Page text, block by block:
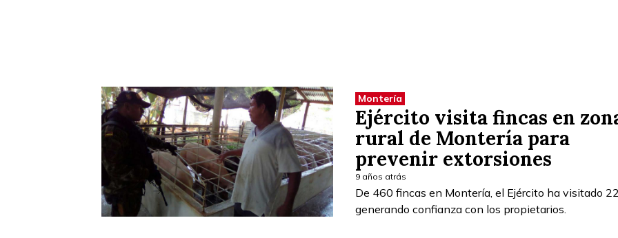
Montería
Ejército visita fincas en
rural de Montería para
prevenir extorsiones
9 años atrás
De 460 fincas en Montería, el Ejército ha visitado
generando confianza con los propietarios.